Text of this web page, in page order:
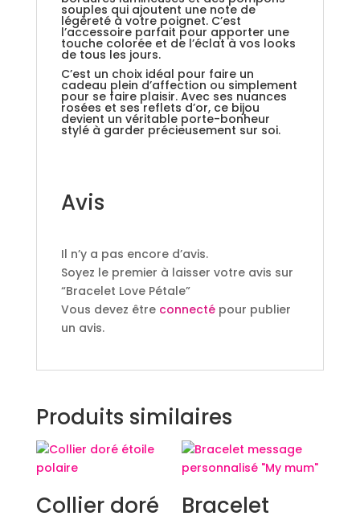
souples qui ajoutent une note de
légèreté à votre poignet. C’est
l’accessoire parfait pour apporter une
touche colorée et de l’éclat à vos looks
de tous les jours.
C’est un choix idéal pour faire un
cadeau plein d’affection ou simplement
pour se faire plaisir. Avec ses nuances
rosées et ses reflets d’or, ce bijou
devient un véritable porte-bonheur
stylé à garder précieusement sur soi.
Avis
Il n’y a pas encore d’avis.
Soyez le premier à laisser votre avis sur
“Bracelet Love Pétale”
Vous devez être connectépour publier
un avis.
Produits similaires
Collier doré Bracelet